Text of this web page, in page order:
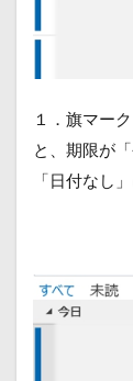
１．旗マー
と、期限が
「日付なし